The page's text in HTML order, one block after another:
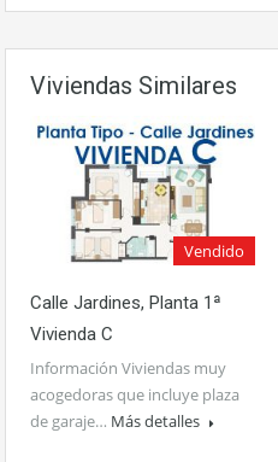
Viviendas Similares
Vendido
Calle Jardines, Planta 1ª
Vivienda C
Información Viviendas muy
acogedoras que incluye plaza
de garaje… Más detalles